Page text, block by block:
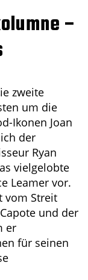
–
zweite
um die
Ikonen Joan
der
Ryan
vielgelobte
Leamer vor.
vom Streit
und der
er
für seinen